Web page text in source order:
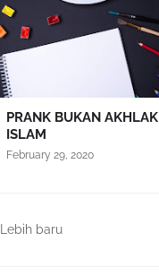
PRANK BUKAN AKHLAK
ISLAM
February 29, 2020
Lebih baru